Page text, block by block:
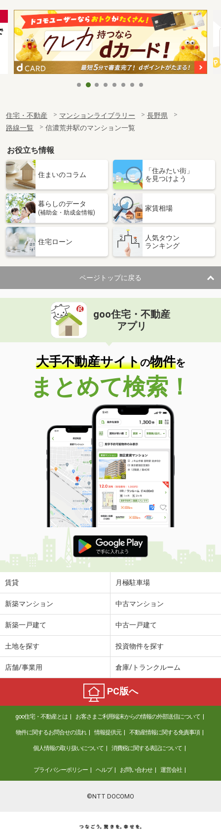
住宅・不動産 マンションライブラリー
長野県
路線一覧
信濃荒井駅のマンション一覧
お役立ち情報
住まいのコラム
「住みたい街」
を見つけよう
暮らしのデータ
(補助金・助成金情報)
家賃相場
住宅ローン
人気タウン
ランキング
ページトップに戻る
goo住宅・不動産
アプリ
大手不動産サイトの物件を
まとめて検索！
賃貸 月極駐車場
新築マンション 中古マンション
新築一戸建て 中古一戸建て
土地を探す 投資物件を探す
店舗/事業用 倉庫/トランクルーム
PC版へ
goo住宅・不動産とは お客さまご利用端末からの情報の外部送信について
物件に関するお問合せの流れ 情報提供元 不動産情報に関する免責事項
個人情報の取り扱いについて 消費税に関する表記について
プライバシーポリシー ヘルプ お問い合わせ 運営会社
©NTT DOCOMO